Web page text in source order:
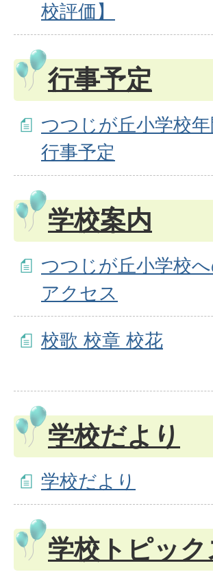
校評価】
行事予定
つつじが丘小学校年
行事予定
学校案内
つつじが丘小学校
アクセス
校歌 校章 校花
学校だより
学校だより
学校トピック